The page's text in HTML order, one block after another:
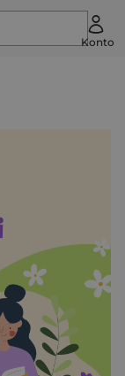
Konto